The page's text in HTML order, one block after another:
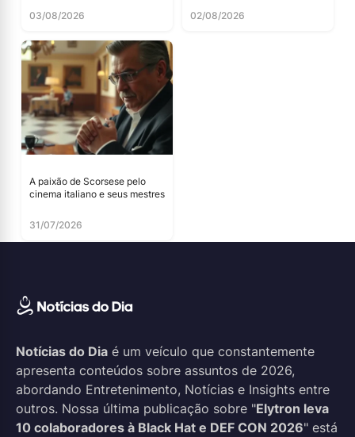
03/08/2026 02/08/2026
A paixão de Scorsese pelo
cinema italiano e seus mestres
31/07/2026
Notícias do Dia é um veículo que constantemente
apresenta conteúdos sobre assuntos de 2026,
abordando Entretenimento, Notícias e Insights entre
outros. Nossa última publicação sobre "Elytron leva
10 colaboradores à Black Hat e DEF CON 2026" está